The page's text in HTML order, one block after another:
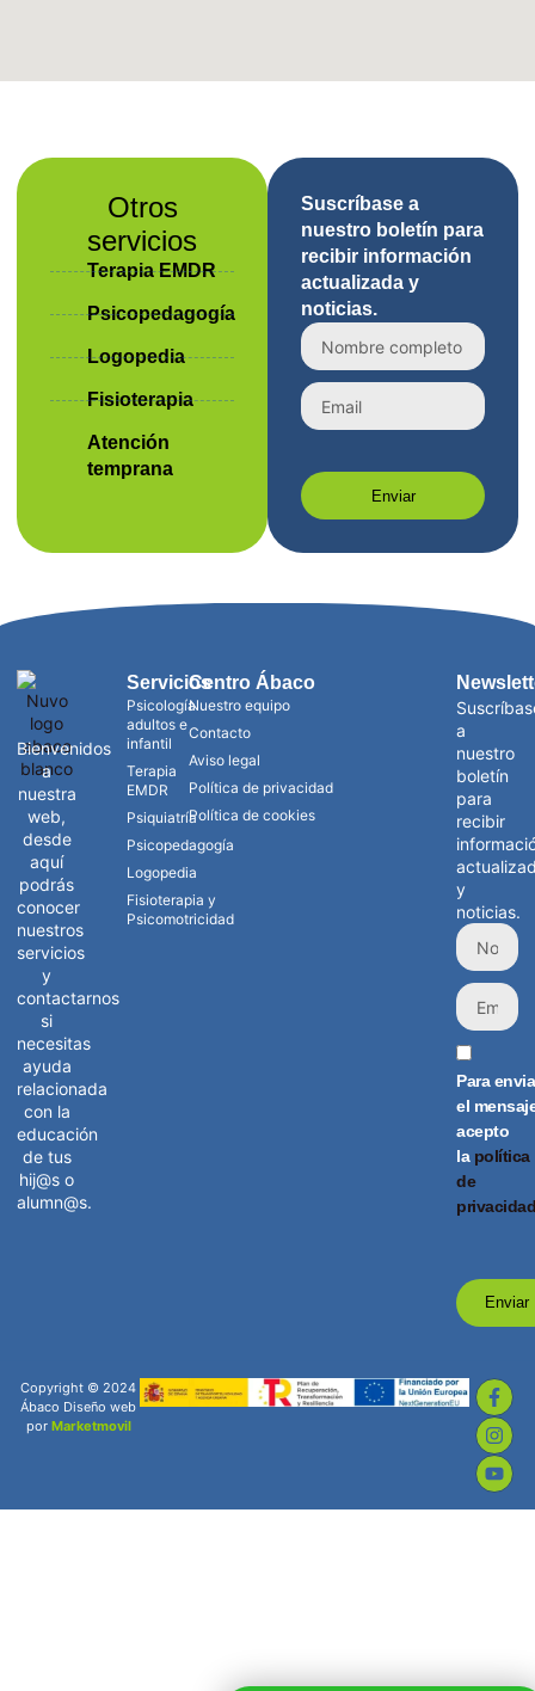
Otros
servicios
Terapia EMDR
Psicopedagogía
Logopedia
Fisioterapia
Atención
temprana
Suscríbase a
nuestro boletín para
recibir información
actualizada y
noticias.
Enviar
Bienvenidos
a
nuestra
web,
desde
aquí
podrás
conocer
nuestros
servicios
y
contactarnos
si
necesitas
ayuda
relacionada
con la
educación
de tus
hij@s o
alumn@s.
Servicios
Psicología
adultos e
infantil
Terapia
EMDR
Psiquiatría
Psicopedagogía
Logopedia
Fisioterapia y
Psicomotricidad
Centro Ábaco
Nuestro equipo
Contacto
Aviso legal
Política de privacidad
Política de cookies
a
nuestro
boletín
para
recibir
y
noticias.
Para
el
acepto
la política
de
Enviar
Copyright © 2024
Ábaco Diseño web
por Marketmovil